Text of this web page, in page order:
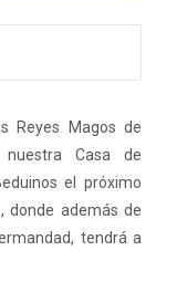
Reyes Magos de
Casa de
el próximo
donde además de
tendrá a